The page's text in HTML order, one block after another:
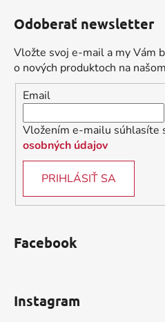
Odoberať newsletter
Vložte svoj e-mail a my Vám
o nových produktoch na
Email
Vložením e-mailu súhlasíte
osobných údajov
PRIHLÁSIŤ SA
Facebook
Instagram